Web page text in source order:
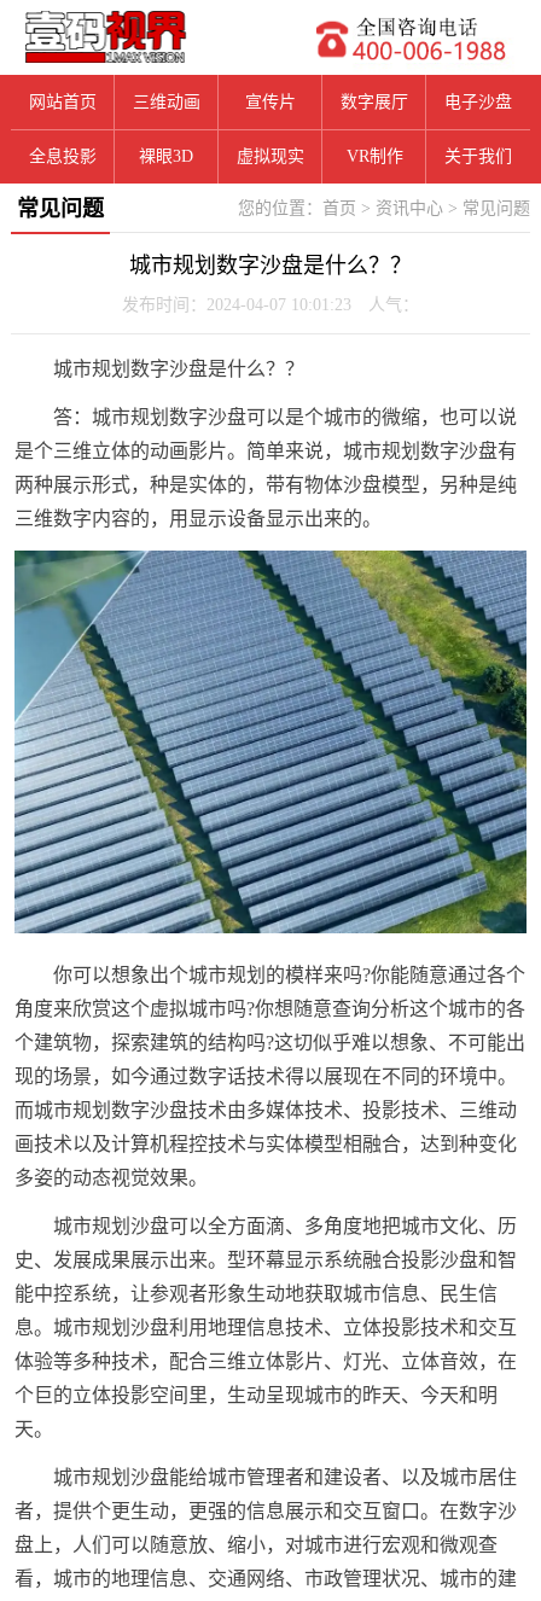
网站首页 三维动画 宣传片 数字展厅 电子沙盘
全息投影 裸眼3D 虚拟现实 VR制作 关于我们
您的位置： 首页 > 资讯中心 > 常见问题
常见问题
城市规划数字沙盘是什么？？
发布时间：2024-04-07 10:01:23 人气：
城市规划数字沙盘是什么？？
答：城市规划数字沙盘可以是个城市的微缩，也可以说
是个三维立体的动画影片。简单来说，城市规划数字沙盘有
两种展示形式，种是实体的，带有物体沙盘模型，另种是纯
三维数字内容的，用显示设备显示出来的。
你可以想象出个城市规划的模样来吗?你能随意通过各个
角度来欣赏这个虚拟城市吗?你想随意查询分析这个城市的各
个建筑物，探索建筑的结构吗?这切似乎难以想象、不可能出
现的场景，如今通过数字话技术得以展现在不同的环境中。
而城市规划数字沙盘技术由多媒体技术、投影技术、三维动
画技术以及计算机程控技术与实体模型相融合，达到种变化
多姿的动态视觉效果。
城市规划沙盘可以全方面滴、多角度地把城市文化、历
史、发展成果展示出来。型环幕显示系统融合投影沙盘和智
能中控系统，让参观者形象生动地获取城市信息、民生信
息。城市规划沙盘利用地理信息技术、立体投影技术和交互
体验等多种技术，配合三维立体影片、灯光、立体音效，在
个巨的立体投影空间里，生动呈现城市的昨天、今天和明
天。
城市规划沙盘能给城市管理者和建设者、以及城市居住
者，提供个更生动，更强的信息展示和交互窗口。在数字沙
盘上，人们可以随意放、缩小，对城市进行宏观和微观查
看，城市的地理信息、交通网络、市政管理状况、城市的建